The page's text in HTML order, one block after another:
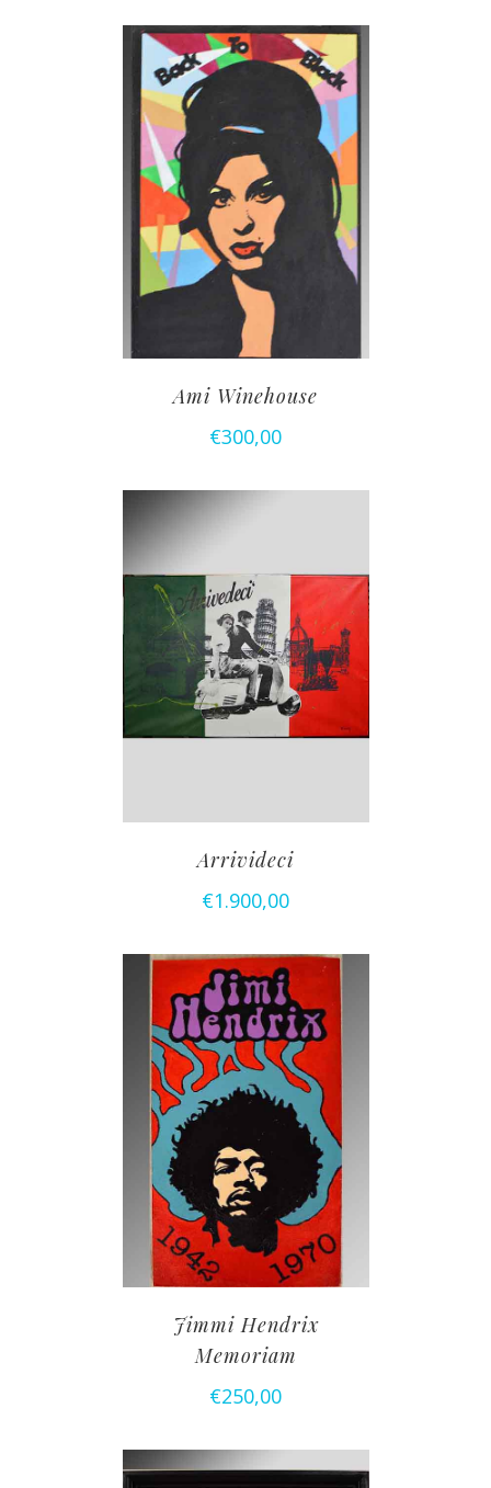
TOEVOEGEN AAN
WINKELWAGEN
Ami Winehouse
€300,00
TOEVOEGEN AAN
WINKELWAGEN
Arrivideci
€1.900,00
Jimmi Hendrix
Memoriam
€250,00